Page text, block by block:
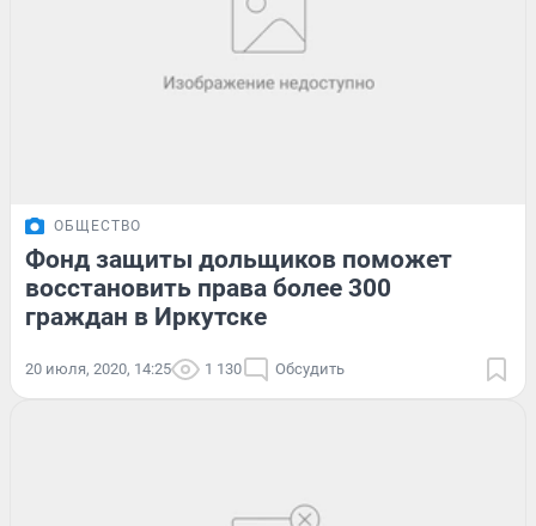
ОБЩЕСТВО
Фонд защиты дольщиков поможет
восстановить права более 300
граждан в Иркутске
20 июля, 2020, 14:25 1 130 Обсудить